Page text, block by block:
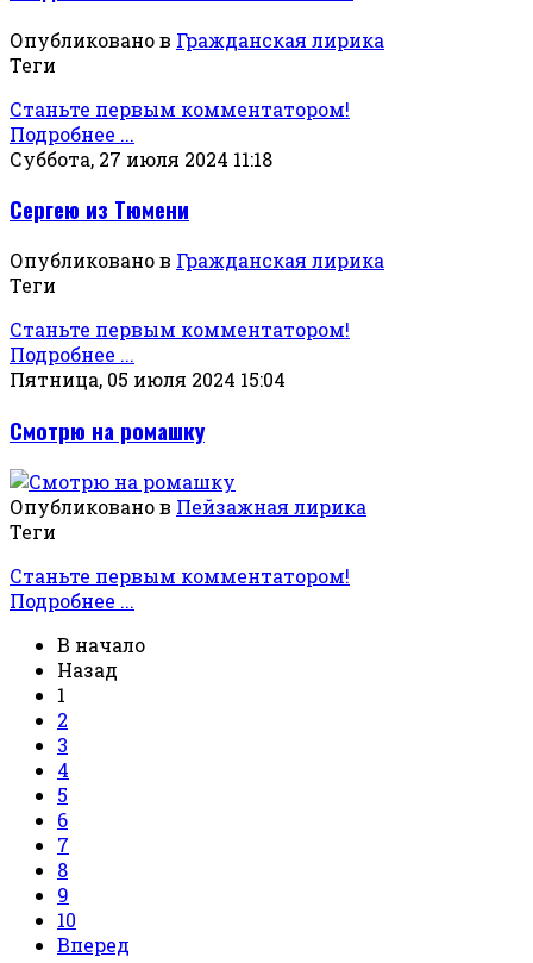
Опубликовано в Гражданская лирика
Теги
Станьте первым комментатором!
Подробнее ...
Суббота, 27 июля 2024 11:18
Сергею из Тюмени
Опубликовано в Гражданская лирика
Теги
Станьте первым комментатором!
Подробнее ...
Пятница, 05 июля 2024 15:04
Смотрю на ромашку
Опубликовано в Пейзажная лирика
Теги
Станьте первым комментатором!
Подробнее ...
В начало
Назад
1
2
3
4
5
6
7
8
9
10
Вперед